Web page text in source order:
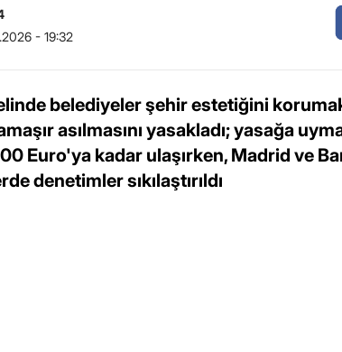
- 19:32
belediyeler şehir estetiğini
asılmasını yasakladı; yasağa
Euro'ya kadar ulaşırken, Madrid ve
denetimler sıkılaştırıldı